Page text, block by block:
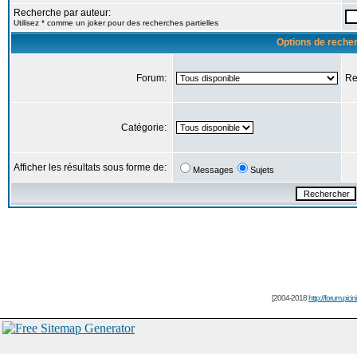
Recherche par auteur:
Utilisez * comme un joker pour des recherches partielles
Options de
Forum:
Catégorie:
Afficher les résultats sous forme de: Messages Sujets
[2004-2018http://